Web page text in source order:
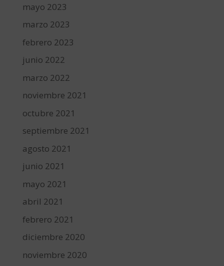
mayo 2023
marzo 2023
febrero 2023
junio 2022
marzo 2022
noviembre 2021
octubre 2021
septiembre 2021
agosto 2021
junio 2021
mayo 2021
abril 2021
febrero 2021
diciembre 2020
noviembre 2020